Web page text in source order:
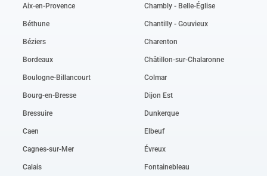
Aix-en-Provence
Béthune
Béziers
Bordeaux
Boulogne-Billancourt
Bourg-en-Bresse
Bressuire
Caen
Cagnes-sur-Mer
Calais
Chambly - Belle-Église
Chantilly - Gouvieux
Charenton
Châtillon-sur-Chalaronne
Colmar
Dijon Est
Dunkerque
Elbeuf
Évreux
Fontainebleau